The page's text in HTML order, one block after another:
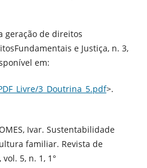
geração de direitos
e Justiça, n. 3,
em:
3_Doutrina_5.pdf>.
Ivar. Sustentabilidade
familiar. Revista de
5, n. 1, 1°